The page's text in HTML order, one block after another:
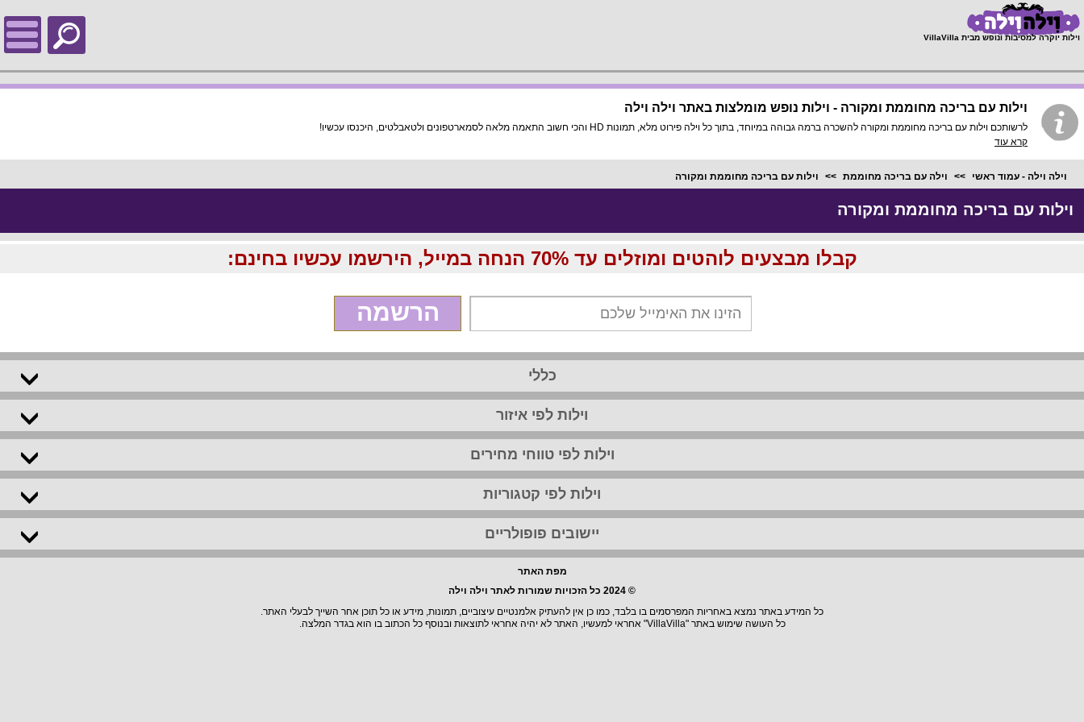
וילות יוקרה למסיבות ונופש מבית VillaVilla
וילות עם בריכה מחוממת ומקורה - וילות נופש מומלצות באתר וילה וילה
לרשותכם וילות עם בריכה מחוממת ומקורה להשכרה ברמה גבוהה במיוחד, בתוך כל וילה פירוט מלא, תמונות HD והכי חשוב התאמה מלאה לסמארטפונים ולטאבלטים, היכנסו עכשיו!
קרא עוד
וילה וילה - עמוד ראשי וילה עם בריכה מחוממת וילות עם בריכה מחוממת ומקורה
וילות עם בריכה מחוממת ומקורה
קבלו מבצעים לוהטים ומוזלים עד 70% הנחה במייל, הירשמו עכשיו בחינם:
הרשמה
כללי
וילות לפי איזור
וילות לפי טווחי מחירים
וילות לפי קטגוריות
יישובים פופולריים
מפת האתר
© 2024 כל הזכויות שמורות לאתר וילה וילה
כל המידע באתר נמצא באחריות המפרסמים בו בלבד, כמו כן אין להעתיק אלמנטיים עיצוביים, תמונות, מידע או כל תוכן אחר השייך לבעלי האתר.
כל העושה שימוש באתר "VillaVilla" אחראי למעשיו, האתר לא יהיה אחראי לתוצאות ובנוסף כל הכתוב בו הוא בגדר המלצה.